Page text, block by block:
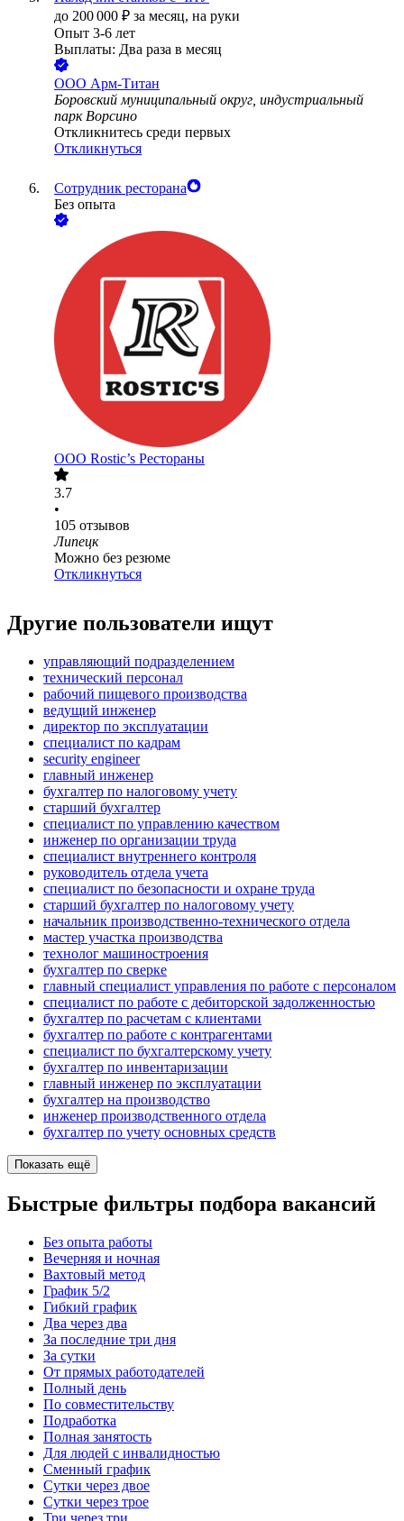
до 200 000 ₽ за месяц, на руки
Опыт 3-6 лет
Выплаты: Два раза в месяц
ООО Арм-Титан
Боровский муниципальный округ, индустриальный
парк Ворсино
Откликнитесь среди первых
Откликнуться
Сотрудник ресторана
Без опыта
ООО Rostic’s Рестораны
3.7
•
105 отзывов
Липецк
Можно без резюме
Откликнуться
Другие пользователи ищут
управляющий подразделением
технический персонал
рабочий пищевого производства
ведущий инженер
директор по эксплуатации
специалист по кадрам
security engineer
главный инженер
бухгалтер по налоговому учету
старший бухгалтер
специалист по управлению качеством
инженер по организации труда
специалист внутреннего контроля
руководитель отдела учета
специалист по безопасности и охране труда
старший бухгалтер по налоговому учету
начальник производственно-технического отдела
мастер участка производства
технолог машиностроения
бухгалтер по сверке
главный специалист управления по работе с персоналом
специалист по работе с дебиторской задолженностью
бухгалтер по расчетам с клиентами
бухгалтер по работе с контрагентами
специалист по бухгалтерскому учету
бухгалтер по инвентаризации
главный инженер по эксплуатации
бухгалтер на производство
инженер производственного отдела
бухгалтер по учету основных средств
Показать ещё
Быстрые фильтры подбора вакансий
Без опыта работы
Вечерняя и ночная
Вахтовый метод
График 5/2
Гибкий график
Два через два
За последние три дня
За сутки
От прямых работодателей
Полный день
По совместительству
Подработка
Полная занятость
Для людей с инвалидностью
Сменный график
Сутки через двое
Сутки через трое
Три через три